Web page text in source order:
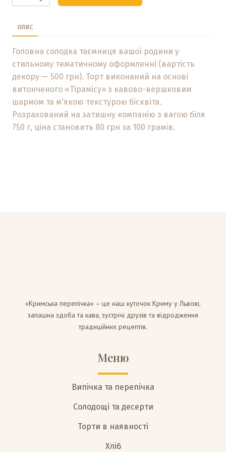
ОПИС
Головна солодка таємниця вашої родини у
стильному тематичному оформленні (вартість
декору — 500 грн). Торт виконаний на основі
витонченого «Тірамісу» з кавово-вершковим
шармом та м'якою текстурою бісквіта.
Розрахований на затишну компанію з вагою біля
750 г, ціна становить 80 грн за 100 грамів.
«Кримська перепічка» – це наш куточок Криму у Львові,
запашна здоба та кава, зустрічі друзів та відродження
традиційних рецептів.
Меню
Випічка та перепічка
Солодощі та десерти
Торти в наявності
Хліб